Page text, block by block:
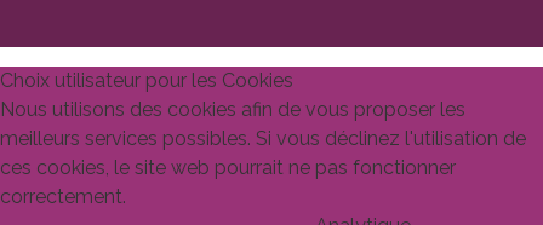
Choix utilisateur pour les Cookies
Nous utilisons des cookies afin de vous proposer les
meilleurs services possibles. Si vous déclinez l'utilisation de
ces cookies, le site web pourrait ne pas fonctionner
correctement.